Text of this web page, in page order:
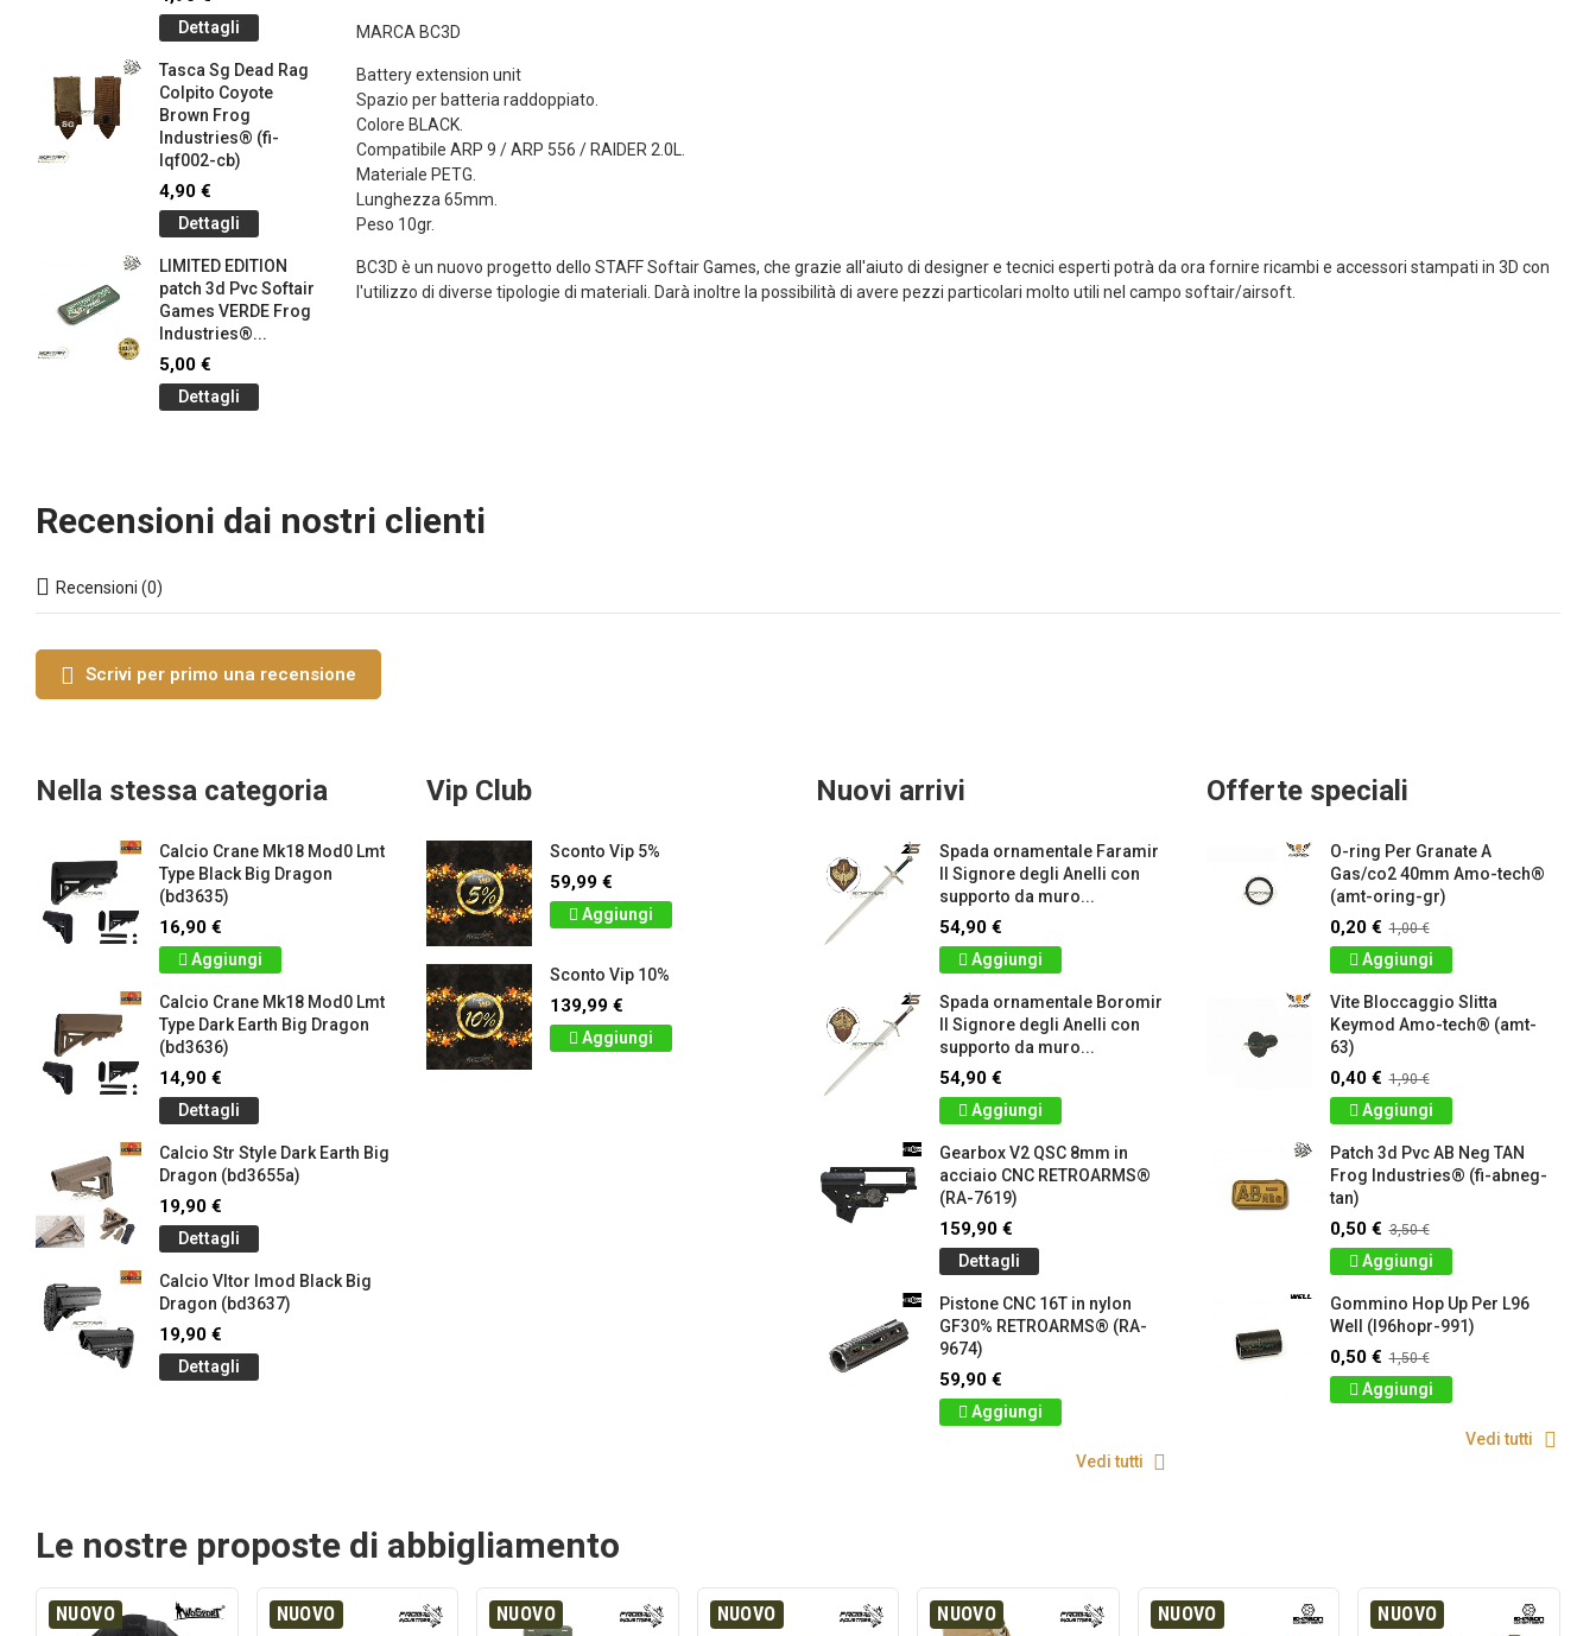
MARCA BC3D
Battery extension unit
Spazio per batteria raddoppiato.
Colore BLACK.
Compatibile ARP 9 / ARP 556 / RAIDER 2.0L.
Materiale PETG.
Lunghezza 65mm.
Peso 10gr.
BC3D è un nuovo progetto dello STAFF Softair Games, che grazie all'aiuto di designer e tecnici esperti potrà da ora fornire ricambi e accessori stampati in 3D con
l'utilizzo di diverse tipologie di materiali. Darà inoltre la possibilità di avere pezzi particolari molto utili nel campo softair/airsoft.
Dettagli
Tasca Sg Dead Rag
Colpito Coyote
Brown Frog
Industries® (fi-
lqf002-cb)
4,90 €
Dettagli
LIMITED EDITION
patch 3d Pvc Softair
Games VERDE Frog
Industries®...
5,00 €
Dettagli
Dettagli
Braccialetto Sg
Silicone Da Polso
Olive Drab Frog
Industries®...
Braccialetto Sg
LIMITED EDITION
patch 3d Pvc Softair
Recensioni dai nostri clienti
Recensioni (0)
Scrivi per primo una recensione
Nella stessa categoria
Calcio Crane Mk18 Mod0 Lmt
Type Black Big Dragon
(bd3635)
16,90 €
Aggiungi
Calcio Crane Mk18 Mod0 Lmt
Type Dark Earth Big Dragon
(bd3636)
14,90 €
Dettagli
Calcio Str Style Dark Earth Big
Dragon (bd3655a)
19,90 €
Dettagli
Calcio Vltor Imod Black Big
Dragon (bd3637)
19,90 €
Dettagli
Vip Club
Sconto Vip 5%
59,99 €
Aggiungi
Sconto Vip 10%
139,99 €
Aggiungi
Nuovi arrivi
Spada ornamentale Faramir
Il Signore degli Anelli con
supporto da muro...
54,90 €
Aggiungi
Spada ornamentale Boromir
Il Signore degli Anelli con
supporto da muro...
54,90 €
Aggiungi
Gearbox V2 QSC 8mm in
acciaio CNC RETROARMS®
(RA-7619)
159,90 €
Dettagli
Pistone CNC 16T in nylon
GF30% RETROARMS® (RA-
9674)
59,90 €
Aggiungi
Vedi tutti
Offerte speciali
O-ring Per Granate A
Gas/co2 40mm Amo-tech®
(amt-oring-gr)
0,20 € 1,00 €
Aggiungi
Vite Bloccaggio Slitta
Keymod Amo-tech® (amt-
63)
0,40 € 1,90 €
Aggiungi
Patch 3d Pvc AB Neg TAN
Frog Industries® (fi-abneg-
tan)
0,50 € 3,50 €
Aggiungi
Gommino Hop Up Per L96
Well (l96hopr-991)
0,50 € 1,50 €
Aggiungi
Vedi tutti
Le nostre proposte di abbigliamento
NUOVO NUOVO NUOVO NUOVO NUOVO NUOVO NUOVO